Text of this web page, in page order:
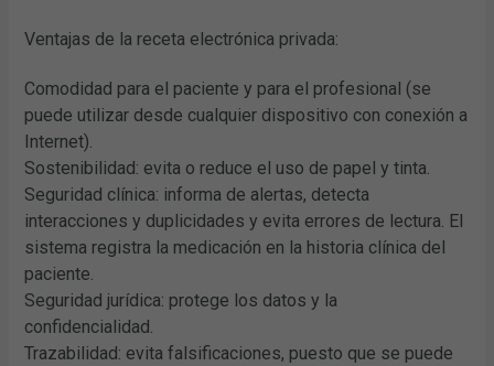
Ventajas de la receta electrónica privada:
Comodidad para el paciente y para el profesional (se
puede utilizar desde cualquier dispositivo con conexión a
Internet).
Sostenibilidad: evita o reduce el uso de papel y tinta.
Seguridad clínica: informa de alertas, detecta
interacciones y duplicidades y evita errores de lectura. El
sistema registra la medicación en la historia clínica del
paciente.
Seguridad jurídica: protege los datos y la
confidencialidad.
Trazabilidad: evita falsificaciones, puesto que se puede